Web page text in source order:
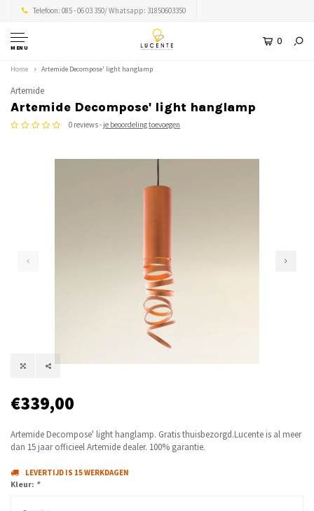
Telefoon: 085 - 06 03 350/ Whatsapp: 31850603350
MENU
0
Home Artemide Decompose' light hanglamp
Artemide
Artemide Decompose' light hanglamp
0 reviews - je beoordeling toevoegen
€339,00
Artemide Decompose' light hanglamp. Gratis thuisbezorgd.Lucente is al meer
dan 15 jaar officieel Artemide dealer. 100% garantie.
LEVERTIJD IS 15 WERKDAGEN
Kleur: *